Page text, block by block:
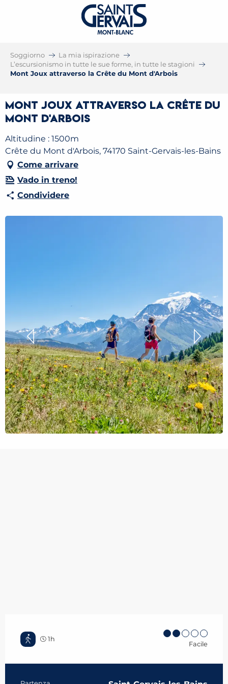
Soggiorno
La mia ispirazione
L’escursionismo in tutte le sue forme, in tutte le stagioni
Mont Joux attraverso la Crête du Mont d'Arbois
Mont Joux attraverso la Crête du
Mont d'Arbois
Altitudine : 1500m
Crête du Mont d'Arbois, 74170 Saint-Gervais-les-Bains
Come arrivare
Vado in treno!
Condividere
1h
Facile